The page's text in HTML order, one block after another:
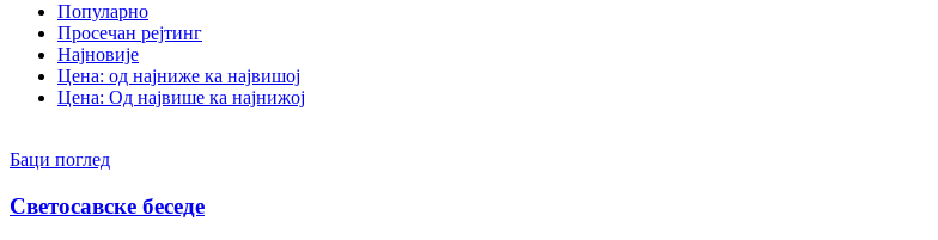
Популарно
Просечан рејтинг
Најновије
Цена: од најниже ка највишој
Цена: Од највише ка најнижој
Баци поглед
Светосавске беседе